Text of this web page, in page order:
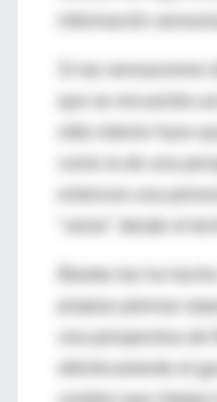
Blanke les ha
eléctricamente el